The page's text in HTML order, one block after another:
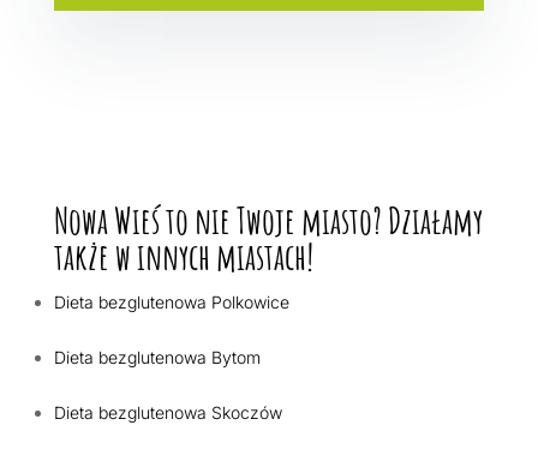
Nowa Wieś to nie Twoje miasto? Działamy
także w innych miastach!
Dieta bezglutenowa Polkowice
Dieta bezglutenowa Bytom
Dieta bezglutenowa Skoczów